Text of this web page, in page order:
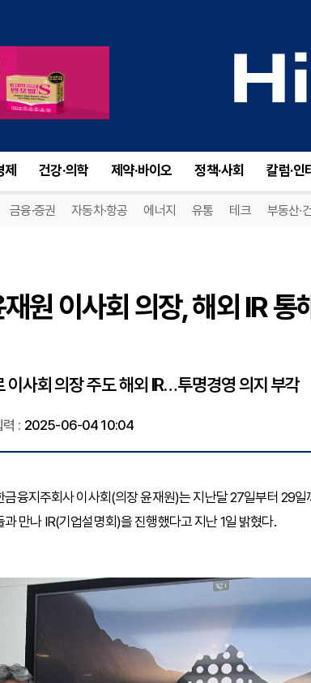
제 건강·의학 제약·바이오 정책·사회 칼럼·인
금융·증권 자동차·항공 에너지 유통 테크 부동산·
원 이사회 의장, 해외 IR 통
이사회 의장 주도 해외 IR…투명경영 의지 부각
: 2025-06-04 10:04
융지주회사 이사회(의장 윤재원)는 지난달 27일부터 29일
만나 IR(기업설명회)을 진행했다고 지난 1일 밝혔다.